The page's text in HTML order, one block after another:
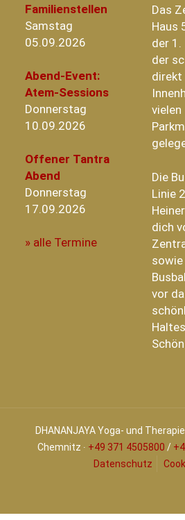
Familienstellen
Samstag
05.09.2026
Abend-Event:
Atem-Sessions
Donnerstag
10.09.2026
Offener Tantra
Abend
Donnerstag
17.09.2026
» alle Termine
Das
Haus
der 1.
der
direkt
vielen
Die
Linie
dich
vor
DHANANJAYA Yoga- und
Chemnitz ∙ +49 371 4505800 /
Datenschutz